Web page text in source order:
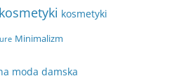
kosmetyki kosmetyki
Minimalizm
moda damska